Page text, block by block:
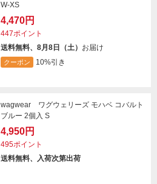
W-XS
4,470円
447ポイント
送料無料、8月8日（土） お届け
クーポン 10%引き
wagwear ワグウェリーズ モハベ コバルト
ブルー 2個入 S
4,950円
495ポイント
送料無料、入荷次第出荷